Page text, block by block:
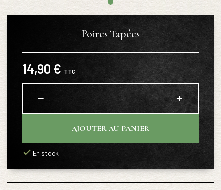
Poires Tapées
14,90 € TTC
− +
AJOUTER AU PANIER
En stock